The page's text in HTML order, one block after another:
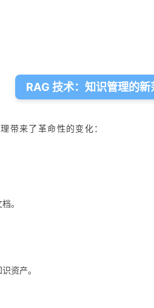
RAG 技术：知识管理的新
带来了革命性的变化：
。
资产。